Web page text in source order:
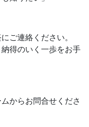
ご連絡ください。
得のいく一歩をお手
からお問合せくださ